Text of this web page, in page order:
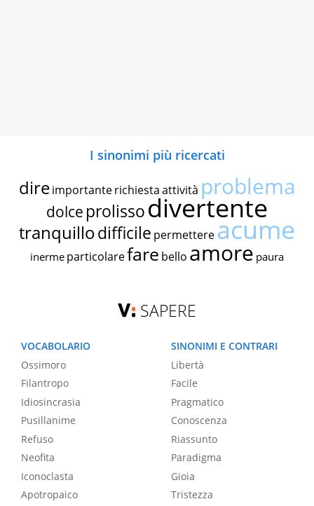
I sinonimi più ricercati
dire importante richiestaattività problema
dolce prolissodivertente
tranquillodifficile permettereacume
inerme particolarefare bello amore paura
SAPERE
VOCABOLARIO
Ossimoro
Filantropo
Idiosincrasia
Pusillanime
Refuso
Neofita
Iconoclasta
Apotropaico
SINONIMI E CONTRARI
Libertà
Facile
Pragmatico
Conoscenza
Riassunto
Paradigma
Gioia
Tristezza